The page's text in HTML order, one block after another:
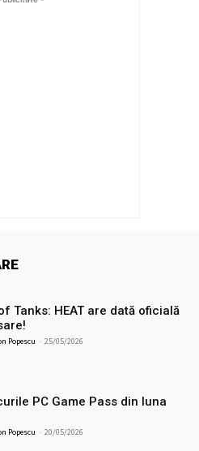
Tanks: HEAT are dată oficială
Popescu - 25/05/2026
PC Game Pass din luna
Popescu - 20/05/2026